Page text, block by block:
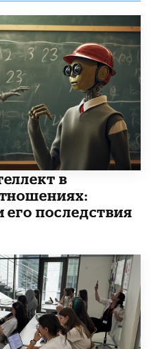
в
его последствия